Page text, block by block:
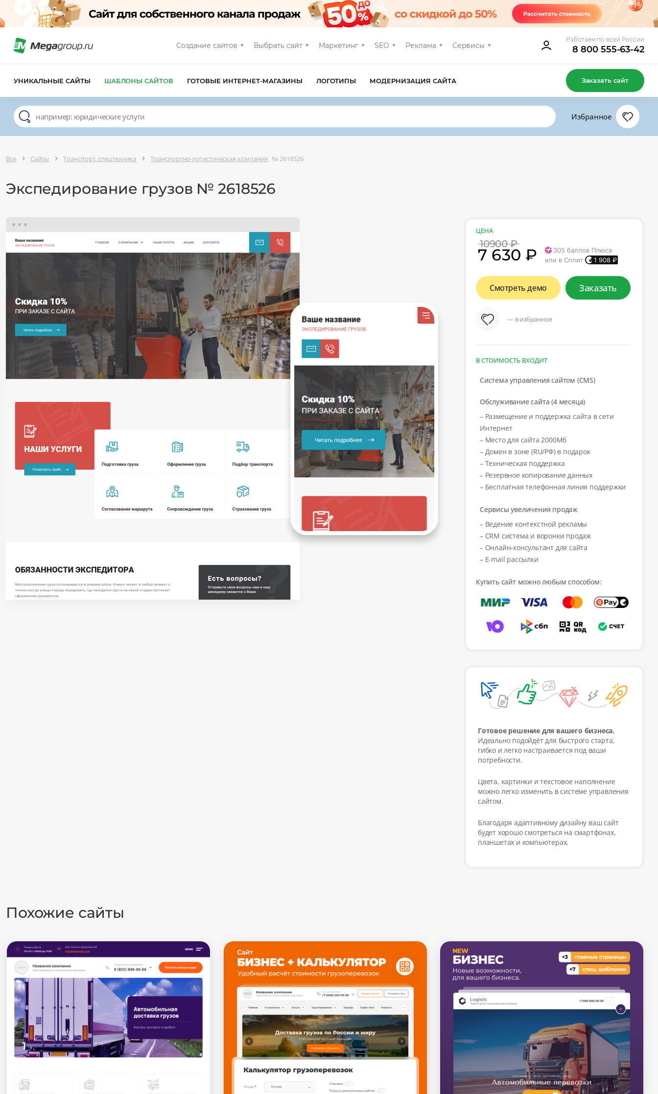
Создание сайтов Выбрать сайт Маркетинг SEO Реклама Сервисы
Работаем по всей России
8 800 555-63-42
УНИКАЛЬНЫЕ САЙТЫ ШАБЛОНЫ САЙТОВ ГОТОВЫЕ ИНТЕРНЕТ-МАГАЗИНЫ ЛОГОТИПЫ МОДЕРНИЗАЦИЯ САЙТА Заказать сайт
Избранное
Все Сайты Транспорт, спецтехника Транспортно-логистическая компания № 2618526
Экспедирование грузов № 2618526
ЦЕНА
10900 ₽
7 630 ₽ 305 баллов Плюса
или в Сплит
1 908 ₽
Смотреть демо Заказать
— в избранное
В СТОИМОСТЬ ВХОДИТ
Система управления сайтом (CMS)
Обслуживание сайта (4 месяца)
– Размещение и поддержка сайта в сети
Интернет
– Место для сайта 2000Мб
– Домен в зоне (RU/РФ) в подарок
– Техническая поддержка
– Резервное копирование данных
– Бесплатная телефонная линия поддержки
Сервисы увеличения продаж
– Ведение контекстной рекламы
– CRM система и воронки продаж
– Онлайн-консультант для сайта
– E-mail рассылки
Купить сайт можно любым способом:
Готовое решение для вашего бизнеса.
Идеально подойдёт для быстрого старта,
гибко и легко настраивается под ваши
потребности.
Цвета, картинки и текстовое наполнение
можно легко изменить в системе управления
сайтом.
Благодаря адаптивному дизайну ваш сайт
будет хорошо смотреться на смартфонах,
планшетах и компьютерах.
Похожие сайты